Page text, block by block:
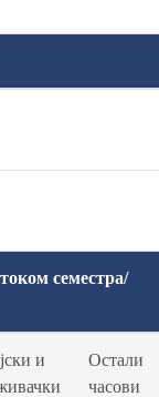
семестра/
и
Остали
часови